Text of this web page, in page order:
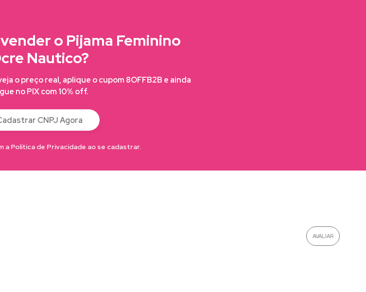
o Pijama Feminino
Nautico?
o preço real, aplique o cupom 8OFFB2B e ainda
no PIX com 10% off.
CNPJ Agora
a Política de Privacidade ao se cadastrar.